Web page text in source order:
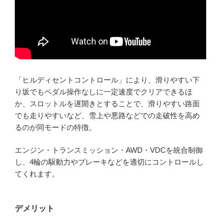
「ヒルディセントコントロール」により、滑りやすい下
り坂でもペダル操作なしに一定速度でクリアできるほ
か、スロットルを遅開きとすることで、滑りやすい路面
でも走りやすいなど、雪上や悪路などでの走破性を高め
るのが同モードの特徴。
エンジン・トランスミッション・AWD・VDCを統合制御
し、4輪の駆動力やブレーキなどを適切にコントロールし
てくれます。
デメリット